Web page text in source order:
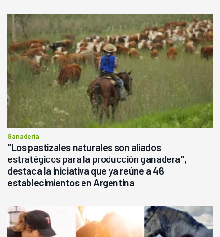
Ganadería
"Los pastizales naturales son aliados
estratégicos para la producción ganadera",
destaca la iniciativa que ya reúne a 46
establecimientos en Argentina